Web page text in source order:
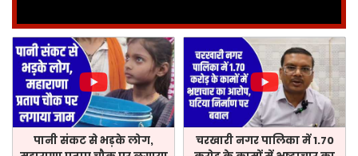
पानी संकट से भड़के लोग,
चरखारी नगर पालिका में 1.70